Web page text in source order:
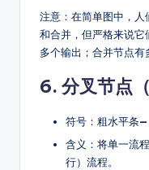
注意：在简单图中，
和合并，但严格来说它
多个输出；合并节点有
6. 分叉节点
符号：粗水平条—
含义：将单一流
行）流程。